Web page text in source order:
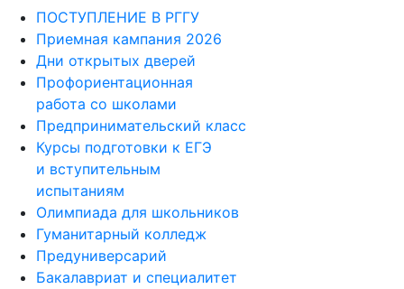
ПОСТУПЛЕНИЕ В РГГУ
Приемная кампания 2026
Дни открытых дверей
Профориентационная
работа со школами
Предпринимательский класс
Курсы подготовки к ЕГЭ
и вступительным
испытаниям
Олимпиада для школьников
Гуманитарный колледж
Предуниверсарий
Бакалавриат и специалитет